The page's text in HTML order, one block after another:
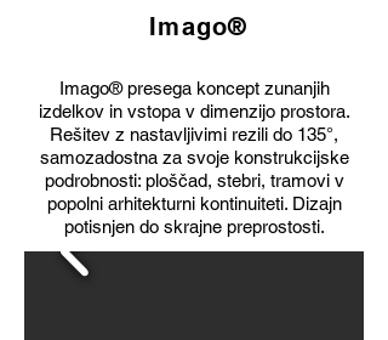
Imago®
Imago® presega koncept zunanjih
izdelkov in vstopa v dimenzijo prostora.
Rešitev z nastavljivimi rezili do 135°,
samozadostna za svoje konstrukcijske
podrobnosti: ploščad, stebri, tramovi v
popolni arhitekturni kontinuiteti. Dizajn
potisnjen do skrajne preprostosti.